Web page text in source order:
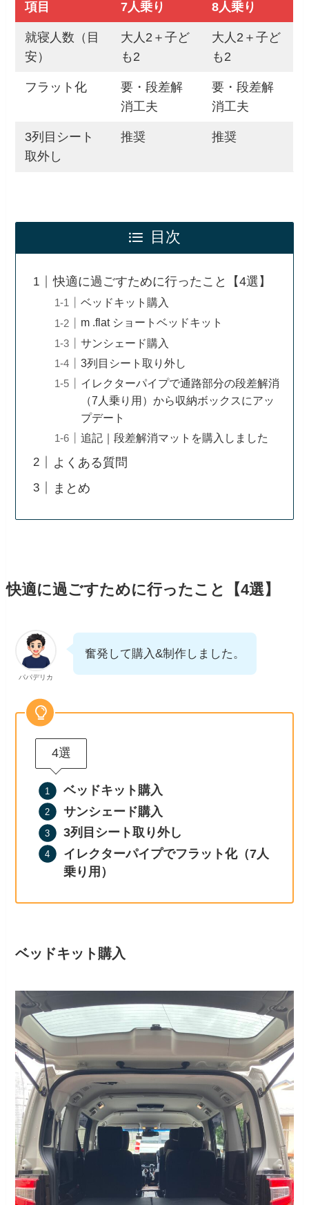
項目 7人乗り 8人乗り
就寝人数（目
安）
大人2＋子ど
も2
大人2＋子ど
も2
フラット化
要・段差解
消工夫
要・段差解
消工夫
3列目シート
取外し
推奨 推奨
目次
快適に過ごすために行ったこと【4選】
ベッドキット購入
m .flat ショートベッドキット
サンシェード購入
3列目シート取り外し
イレクターパイプで通路部分の段差解消
（7人乗り用）から収納ボックスにアッ
プデート
追記｜段差解消マットを購入しました
よくある質問
まとめ
快適に過ごすために行ったこと【4選】
パパデリカ
奮発して購入&制作しました。
4選
ベッドキット購入
サンシェード購入
3列目シート取り外し
イレクターパイプでフラット化（7人
乗り用）
ベッドキット購入